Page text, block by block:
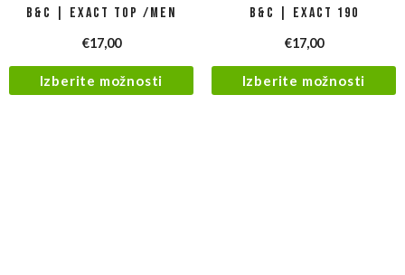
B&C | Exact Top /men
€17,00
Izberite možnosti
B&C | Exact 190
€17,00
Izberite možnosti